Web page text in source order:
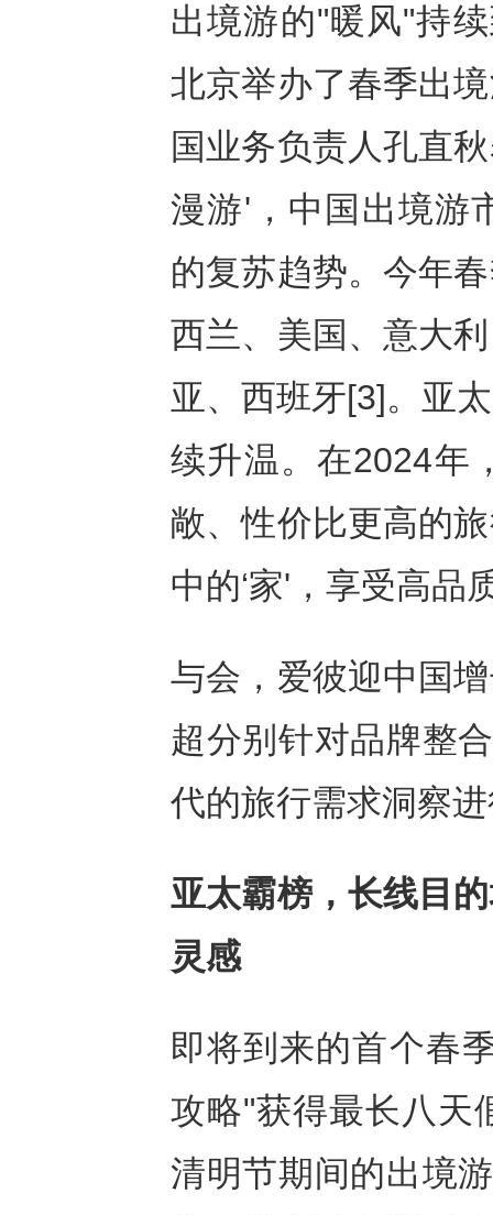
出境游的"暖风"持
北京举办了春季出
国业务负责人孔直
漫游'，中国出境游
的复苏趋势。今年
西兰、美国、意大
亚、西班牙[3]。亚
续升温。在2024年
敞、性价比更高的
中的‘家'，享受高品
与会，爱彼迎中国
超分别针对品牌整
代的旅行需求洞察
亚太霸榜， 长线目
灵感
即将到来的首个春
攻略"获得最长八天
清明节期间的出境